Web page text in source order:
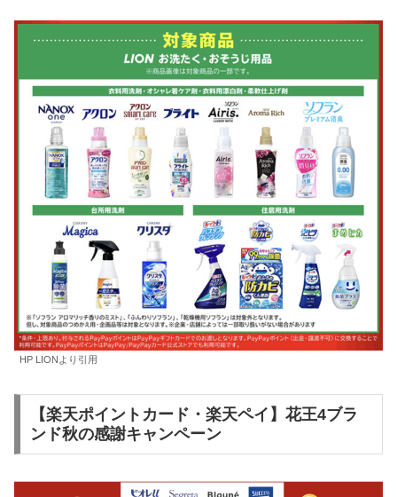
HP LIONより引用
【楽天ポイントカード・楽天ペイ】花王4ブラ
ンド秋の感謝キャンペーン